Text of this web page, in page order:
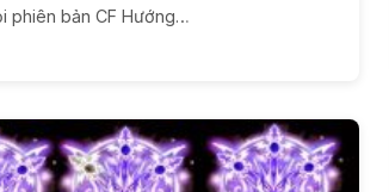
phiên bản CF Hướng…